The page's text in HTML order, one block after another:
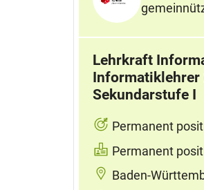
Lehrkraft
Informatiklehrer
Sekundarstufe I
Permanent
Permanent
Baden-